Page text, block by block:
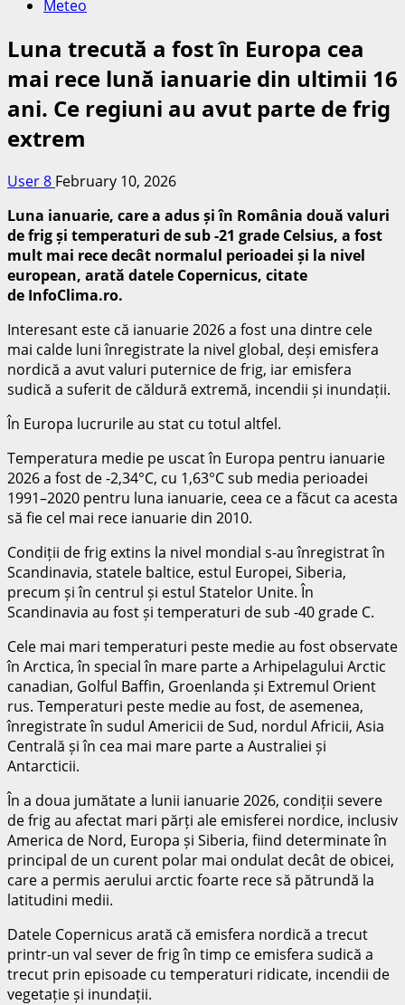
Meteo
Luna trecută a fost în Europa cea
mai rece lună ianuarie din ultimii 16
ani. Ce regiuni au avut parte de frig
extrem
User 8 February 10, 2026
Luna ianuarie, care a adus și în România două valuri
de frig și temperaturi de sub -21 grade Celsius, a fost
mult mai rece decât normalul perioadei și la nivel
european, arată datele Copernicus, citate
de InfoClima.ro.
Interesant este că ianuarie 2026 a fost una dintre cele
mai calde luni înregistrate la nivel global, deși emisfera
nordică a avut valuri puternice de frig, iar emisfera
sudică a suferit de căldură extremă, incendii și inundații.
În Europa lucrurile au stat cu totul altfel.
Temperatura medie pe uscat în Europa pentru ianuarie
2026 a fost de -2,34°C, cu 1,63°C sub media perioadei
1991–2020 pentru luna ianuarie, ceea ce a făcut ca acesta
să fie cel mai rece ianuarie din 2010.
Condiții de frig extins la nivel mondial s-au înregistrat în
Scandinavia, statele baltice, estul Europei, Siberia,
precum și în centrul și estul Statelor Unite. În
Scandinavia au fost și temperaturi de sub -40 grade C.
Cele mai mari temperaturi peste medie au fost observate
în Arctica, în special în mare parte a Arhipelagului Arctic
canadian, Golful Baffin, Groenlanda și Extremul Orient
rus. Temperaturi peste medie au fost, de asemenea,
înregistrate în sudul Americii de Sud, nordul Africii, Asia
Centrală și în cea mai mare parte a Australiei și
Antarcticii.
În a doua jumătate a lunii ianuarie 2026, condiții severe
de frig au afectat mari părți ale emisferei nordice, inclusiv
America de Nord, Europa și Siberia, fiind determinate în
principal de un curent polar mai ondulat decât de obicei,
care a permis aerului arctic foarte rece să pătrundă la
latitudini medii.
Datele Copernicus arată că emisfera nordică a trecut
printr-un val sever de frig în timp ce emisfera sudică a
trecut prin episoade cu temperaturi ridicate, incendii de
vegetație și inundații.